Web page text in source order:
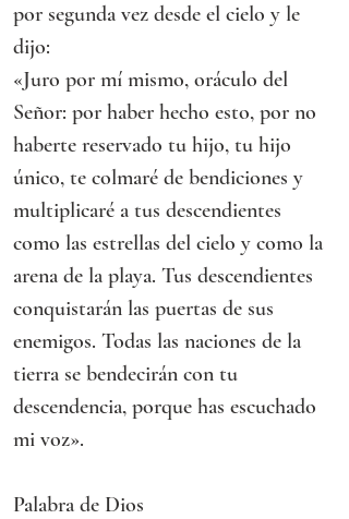
por segunda vez desde el cielo y le
dijo:
«Juro por mí mismo, oráculo del
Señor: por haber hecho esto, por no
haberte reservado tu hijo, tu hijo
único, te colmaré de bendiciones y
multiplicaré a tus descendientes
como las estrellas del cielo y como la
arena de la playa. Tus descendientes
conquistarán las puertas de sus
enemigos. Todas las naciones de la
tierra se bendecirán con tu
descendencia, porque has escuchado
mi voz».
Palabra de Dios